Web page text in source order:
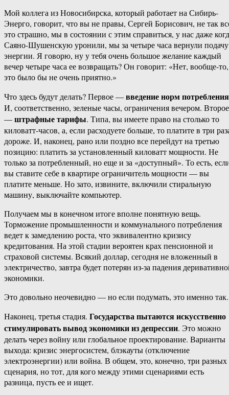
Мой коллега из Новосибирска, который работает на Сибирь-​
Энерго, говорит, что вы не правы, Сергей Борисович, не так
это страшно, мы в состоянии с этим справиться, у нас даже
Саяно-​Шушенскую уронили, мы за четыре часа вернули подачу
энергии. Я говорю, ну у тебя очень большое желание каждый
вечер четыре часа ее возвращать? Он говорит: «Нет, вообще-​то,
это было бы не очень приятно.»
Что здесь будут делать? Первое —введение норм потребления
И, соответственно, зеленые часы, ограничения вечером. Второе
—штрафные тарифы. Типа, вы имеете право на столько то
киловатт-​часов, а, если расходуете больше, то платите в три
дороже. И, наконец, рано или поздно все перейдут на третью
позицию: платить за установленный киловатт мощности. Не
только за потребленный, но еще и за «доступный». То есть,
вы ставите себе в квартире ограничитель мощности — вы
платите меньше. Но зато, извините, включили стиральную
машину, выключайте компьютер.
Получаем мы в конечном итоге вполне понятную вещь.
Торможение промышленности и коммунального потребления
ведет к замедлению роста, что эквивалентно кризису
кредитования. На этой стадии вероятен крах пенсионной и
страховой системы. Всякий доллар, сегодня не вложенный в
электричество, завтра будет потерян из-за падения
экономики.
Это довольно неочевидно — но если подумать, это именно так.
Наконец, третья стадия. Государства пытаются искусственно
стимулировать вывод экономики из депрессии. Это можно
делать через войну или глобальное проектирование. Варианты
выхода: кризис энергосистем, блэкауты (отключение
электроэнергии) или война. В общем, это, конечно, три разных
сценария, но тот, для кого между этими сценариями есть
разница, пусть ее и ищет.